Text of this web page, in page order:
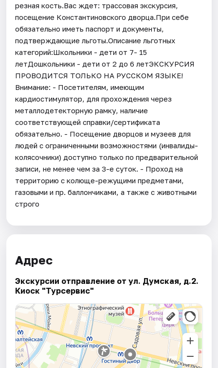
резная кость.Вас ждет: трассовая экскурсия,
посещение Константиновского дворца.При себе
обязательно иметь паспорт и документы,
подтверждающие льготы.Описание льготных
категорий:Школьники - дети от 7- 15
летДошкольники - дети от 2 до 6 летЭКСКУРСИЯ
ПРОВОДИТСЯ ТОЛЬКО НА РУССКОМ ЯЗЫКЕ!
Внимание: - Посетителям, имеющим
кардиостимулятор, для прохождения через
металлодетекторную рамку, наличие
соответствующей справки/сертификата
обязательно. - Посещение дворцов и музеев для
людей с ограниченными возможностями (инвалиды-
колясочники) доступно только по предварительной
записи, не менее чем за 3-е суток. - Проход на
территорию с колюще-режущими предметами,
газовыми и пр. баллончиками, а также с животными
строго
Адрес
Экскурсии отправление от ул. Думская, д.2.
Киоск "Турсервис"